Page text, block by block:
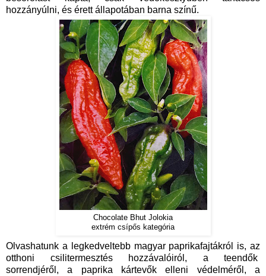
hozzányúlni, és érett állapotában barna színű.
Chocolate Bhut Jolokia
extrém csípős kategória
Olvashatunk a legkedveltebb magyar paprikafajtákról is, az
otthoni csilitermesztés hozzávalóiról, a teendők
sorrendjéről, a paprika kártevők elleni védelméről, a